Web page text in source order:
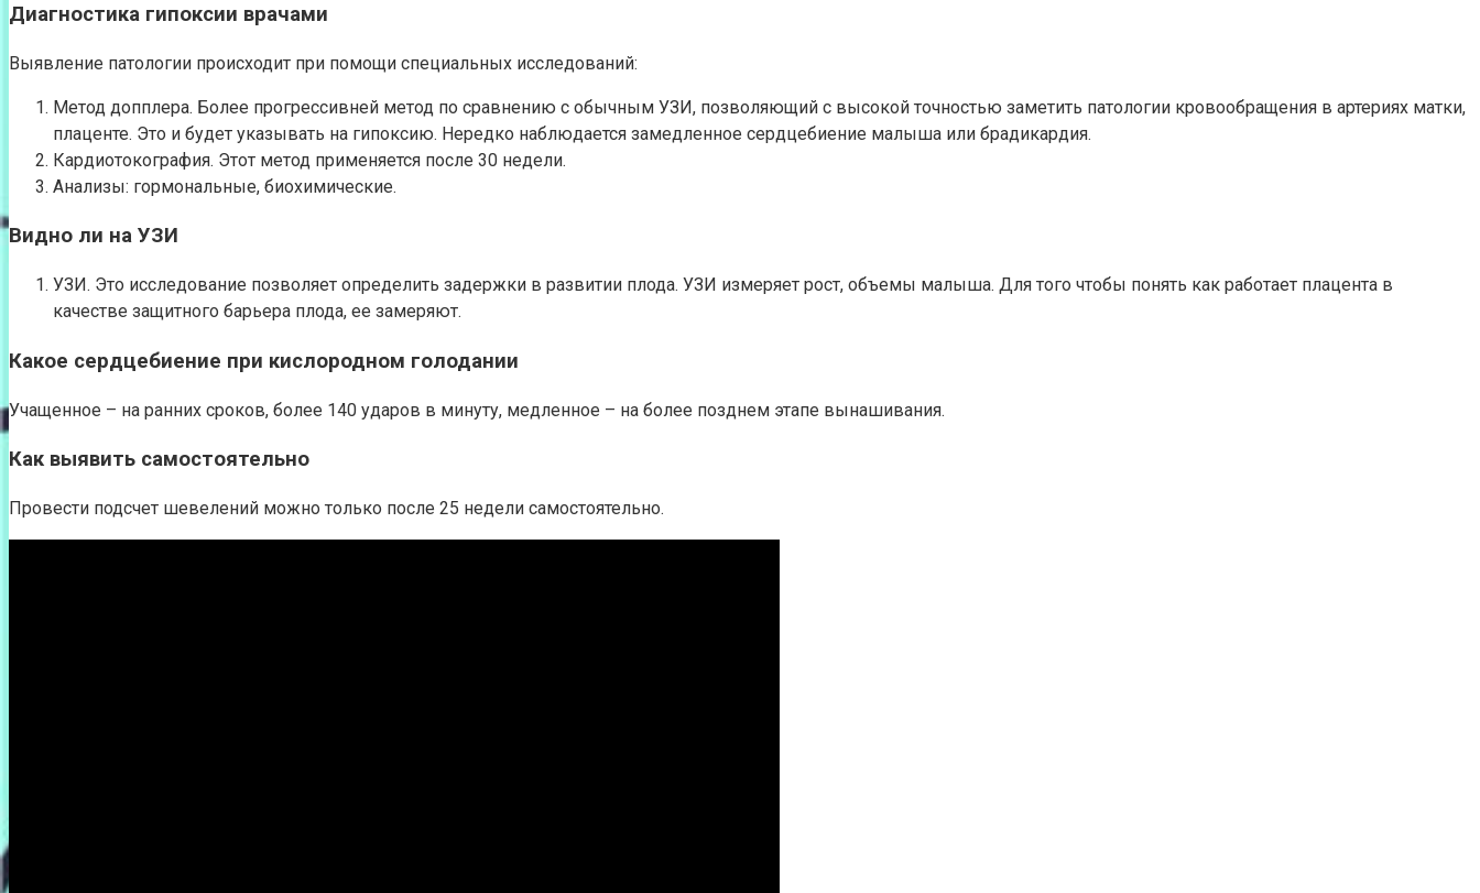
Диагностика гипоксии врачами
Выявление патологии происходит при помощи специальных исследований:
Метод допплера. Более прогрессивней метод по сравнению с обычным УЗИ, позволяющий с высокой точностью заметить патологии кровообращения в артериях матки,
плаценте. Это и будет указывать на гипоксию. Нередко наблюдается замедленное сердцебиение малыша или брадикардия.
Кардиотокография. Этот метод применяется после 30 недели.
Анализы: гормональные, биохимические.
Видно ли на УЗИ
УЗИ. Это исследование позволяет определить задержки в развитии плода. УЗИ измеряет рост, объемы малыша. Для того чтобы понять как работает плацента в
качестве защитного барьера плода, ее замеряют.
Какое сердцебиение при кислородном голодании
Учащенное – на ранних сроков, более 140 ударов в минуту, медленное – на более позднем этапе вынашивания.
Как выявить самостоятельно
Провести подсчет шевелений можно только после 25 недели самостоятельно.